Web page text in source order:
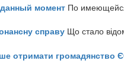
момент По
справу Що стало
отримати громадянство